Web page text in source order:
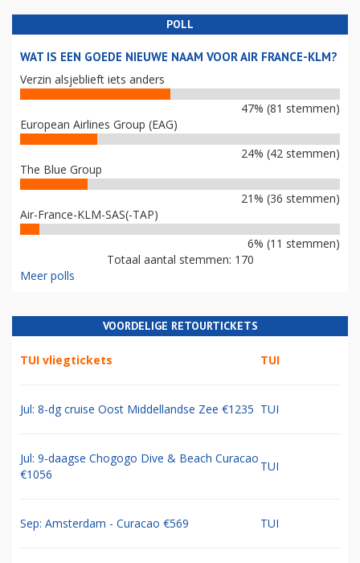
POLL
WAT IS EEN GOEDE NIEUWE NAAM VOOR AIR FRANCE-KLM?
Verzin alsjeblieft iets anders
47% (81 stemmen)
European Airlines Group (EAG)
24% (42 stemmen)
The Blue Group
21% (36 stemmen)
Air-France-KLM-SAS(-TAP)
6% (11 stemmen)
Totaal aantal stemmen: 170
Meer polls
VOORDELIGE RETOURTICKETS
TUI vliegtickets TUI
Jul: 8-dg cruise Oost Middellandse Zee €1235 TUI
Jul: 9-daagse Chogogo Dive & Beach Curacao
€1056
TUI
Sep: Amsterdam - Curacao €569 TUI